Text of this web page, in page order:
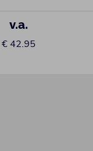
v.a.
€ 42.95